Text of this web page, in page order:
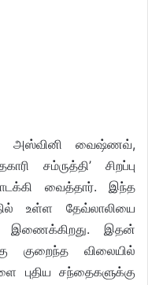
அஸ்வினி வைஷ்ணவ்,
சம்ருத்தி’ சிறப்பு
வைத்தார். இந்த
உள்ள தேவ்லாலியை
இணைக்கிறது. இதன்
குறைந்த விலையில்
புதிய சந்தைகளுக்கு